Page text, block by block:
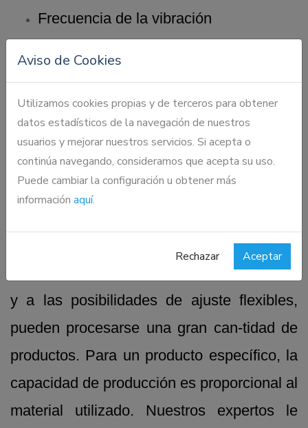
Aviso de Cookies
Utilizamos cookies propias y de terceros para obtener
datos estadísticos de la navegación de nuestros
usuarios y mejorar nuestros servicios. Si acepta o
continúa navegando, consideramos que acepta su uso.
Puede cambiar la configuración u obtener más
información aquí.
Rechazar Aceptar
Frecuencia de la vibración
Tras la instalación in situ, sólo tiene que
ajustarse la corriente de aire, con ello de
este modo se garantiza un manejo sencillo
del equipo y, por tanto, del proceso.
ElGSortpuede utilizarse sin problema
tamaño de hasta 80 mm, en función del
material tratado. Gracias al diseño robusto
y a las posibilidades de ajuste flexibles,
pueden procesarse una gran can-tidad de
productos. Para un producto específico, la
capacidad de producción es proporcional al
material utilizado. Nuestros expertos le